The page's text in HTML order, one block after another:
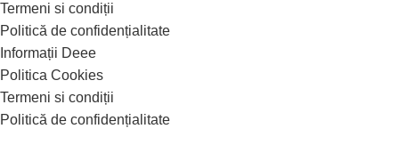
Termeni si condiții
Politică de confidențialitate
Informații Deee
Politica Cookies
Termeni si condiții
Politică de confidențialitate